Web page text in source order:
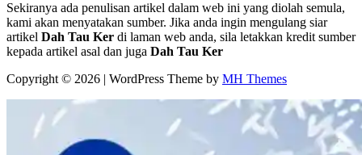
Sekiranya ada penulisan artikel dalam web ini yang diolah semula,
kami akan menyatakan sumber. Jika anda ingin mengulang siar
artikel Dah Tau Ker di laman web anda, sila letakkan kredit sumber
kepada artikel asal dan juga Dah Tau Ker
Copyright © 2026 | WordPress Theme by MH Themes